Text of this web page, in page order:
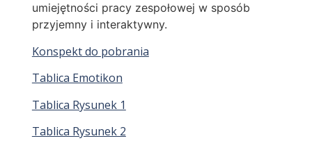
umiejętności pracy zespołowej w sposób
przyjemny i interaktywny.
Konspekt do pobrania
Tablica Emotikon
Tablica Rysunek 1
Tablica Rysunek 2